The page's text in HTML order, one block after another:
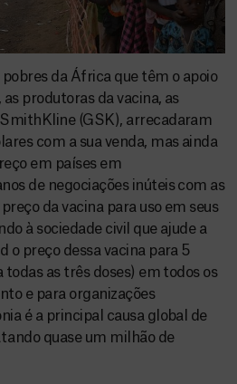
da África que têm o apoio
produtoras da vacina, as
(GSK), arrecadaram
com a sua venda, mas ainda
em países em
de negociações inúteis com as
da vacina para uso em seus
à sociedade civil que ajude a
o preço dessa vacina para 5
as três doses) em todos os
e para organizações
é a principal causa global de
quase um milhão de